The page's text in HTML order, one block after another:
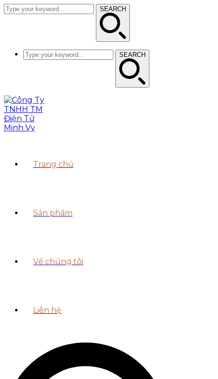
SEARCH
SEARCH
Trang chủ
Sản phẩm
Về chúng tôi
Liên hệ